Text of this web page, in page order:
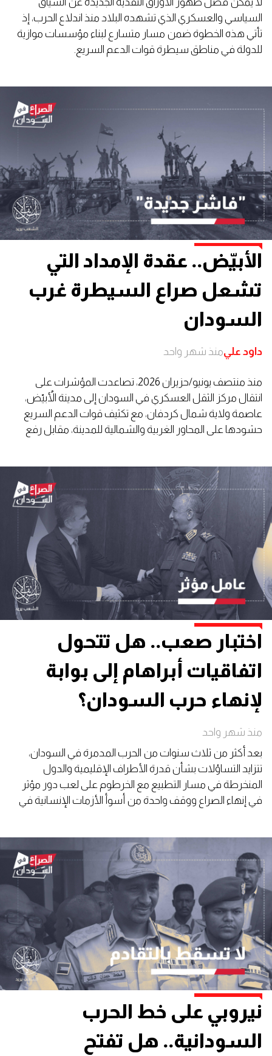
السياسي والعسكري الذي تشهده البلاد منذ اندلاع الحرب، إذ
تأتي هذه الخطوة ضمن مسار متسارع لبناء مؤسسات موازية
للدولة في مناطق سيطرة قوات الدعم السريع.
الأبيّض.. عقدة الإمداد التي
تشعل صراع السيطرة غرب
السودان
داود عليمنذ شهر واحد
منذ منتصف يونيو/حزيران 2026، تصاعدت المؤشرات على
انتقال مركز الثقل العسكري في السودان إلى مدينة الأُبيّض،
عاصمة ولاية شمال كردفان، مع تكثيف قوات الدعم السريع
حشودها على المحاور الغربية والشمالية للمدينة، مقابل رفع
اختبار صعب.. هل تتحول
اتفاقيات أبراهام إلى بوابة
لإنهاء حرب السودان؟
منذ شهر واحد
بعد أكثر من ثلاث سنوات من الحرب المدمرة في السودان،
تتزايد التساؤلات بشأن قدرة الأطراف الإقليمية والدول
المنخرطة في مسار التطبيع مع الخرطوم على لعب دور مؤثر
في إنهاء الصراع ووقف واحدة من أسوأ الأزمات الإنسانية في
نيروبي على خط الحرب
السودانية.. هل تفتح